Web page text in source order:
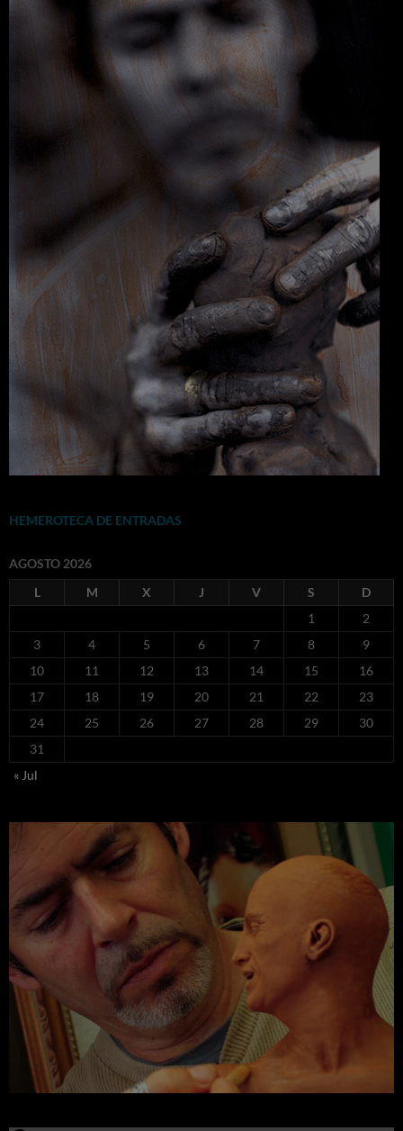
HEMEROTECA DE ENTRADAS
AGOSTO 2026
L
M X J V S
D
1
2
3
4 5 6 7 8
9
10
11 12 13 14 15
16
17
18 19 20 21 22
23
24
25 26 27 28 29
30
31
« Jul